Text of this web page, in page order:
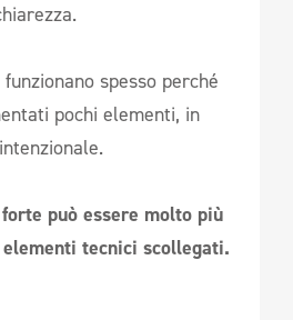
spesso perché
pochi elementi, in
può essere molto più
tecnici scollegati.